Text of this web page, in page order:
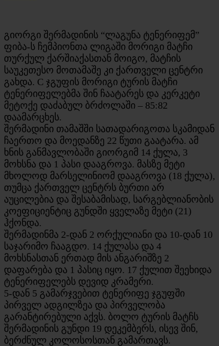
გიორგი შერმადინის “ლაგუნა ტენერიფემ”
ფიბა-ს ჩემპიონთა ლიგაში მორიგი მატჩი
თურქულ ქარშიაქასთან მოიგო, მატჩის
საუკეთესო მოთამაშე კი ქართველი ცენტრი
გახდა. C ჯგუფის მორიგი ტურის მატჩი
ტენერიფელებმა შინ ჩაატარეს და კერკეტი
მეტოქე დაძაბულ ბრძოლაში – 85:82
დაამარცხეს.
შერმადინი თამაშში სათადარიგოთა სკამიდან
ჩაერთო და მოედანზე 22 წუთი გაატარა. ამ
ხნის განმავლობაში გიორგიმ 14 ქულა, 3
მოხსნა და 1 პასი დააგროვა. მასზე მეტი
მხოლოდ მარსელინიომ დააგროვა (18 ქულა),
თუმცა ქართველ ცენტრს ბურთი არ
აუცილებია და შესაბამისად, სარგებლიანობის
კოეფიციენტიც გუნდში ყველაზე მეტი (21)
ჰქონდა.
შერმადინმა 2-დან 2 ორქულიანი და 10-დან 10
საჯარიმო ჩააგდო. 14 ქულასა და 4
მოხსნასთან ერთად მის ანგარიშზე 2
დაფარება და 1 პასიც იყო. 17 ქულით შეეხიდა
ტენერიფელებს დევიდ კრამერი.
5-დან 5 გამარჯვებით ტენერიფე ჯგუფში
პირველ ადგილზეა და პირველობა
გარანტირებული აქვს. ბოლო ტურის მატჩს
შერმადინის გუნდი 19 დეკემბერს, ისევ შინ,
ბერძნულ კოლოსოსთან გამართავს.